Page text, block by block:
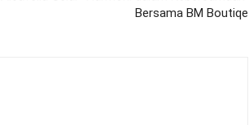
Bersama BM Boutiqe